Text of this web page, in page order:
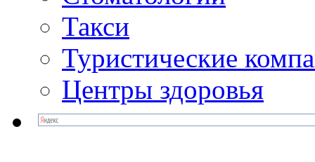
Такси
Туристические
Центры здоровья